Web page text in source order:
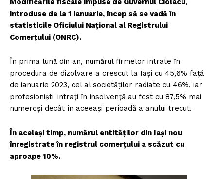
Modificările fiscale impuse de Guvernul Ciolacu,
introduse de la 1 ianuarie, încep să se vadă în
statisticile Oficiului Naţional al Registrului
Comerţului (ONRC).
În prima lună din an, numărul firmelor intrate în
procedura de dizolvare a crescut la Iaşi cu 45,6% faţă
de ianuarie 2023, cel al societăţilor radiate cu 46%, iar
profesioniştii intraţi în insolvenţă au fost cu 87,5% mai
numeroşi decât în aceeaşi perioadă a anului trecut.
În acelaşi timp, numărul entităţilor din Iaşi nou
înregistrate în registrul comerţului a scăzut cu
aproape 10%.